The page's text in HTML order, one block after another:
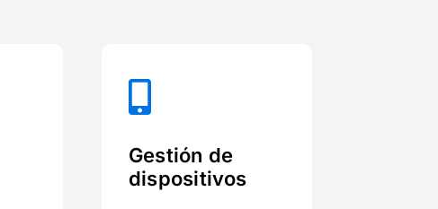
Gestión de
dispositivos